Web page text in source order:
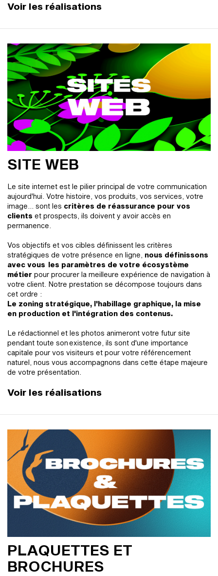
Voir les réalisations
SITE WEB
Le site internet est le pilier principal de votre communication
aujourd'hui. Votre histoire, vos produits, vos services, votre
image... sont les critères de réassurance pour vos
clients et prospects, ils doivent y avoir accès en
permanence.
Vos objectifs et vos cibles définissent les critères
stratégiques de votre présence en ligne, nous définissons
avec vous les paramètres de votre écosystème
métier pour procurer la meilleure expérience de navigation à
votre client. Notre prestation se décompose toujours dans
cet ordre :
Le zoning stratégique, l'habillage graphique, la mise
en production et l'intégration des contenus.
Le rédactionnel et les photos animeront votre futur site
pendant toute son existence, ils sont d'une importance
capitale pour vos visiteurs et pour votre référencement
naturel, nous vous accompagnons dans cette étape majeure
de votre présentation.
Voir les réalisations
PLAQUETTES ET
BROCHURES